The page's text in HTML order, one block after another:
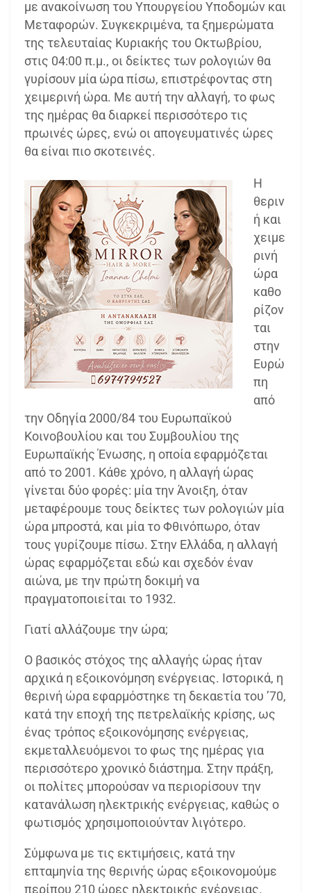
με ανακοίνωση του Υπουργείου Υποδομών και
Μεταφορών. Συγκεκριμένα, τα ξημερώματα
της τελευταίας Κυριακής του Οκτωβρίου,
στις 04:00 π.μ., οι δείκτες των ρολογιών θα
γυρίσουν μία ώρα πίσω, επιστρέφοντας στη
χειμερινή ώρα. Με αυτή την αλλαγή, το φως
της ημέρας θα διαρκεί περισσότερο τις
πρωινές ώρες, ενώ οι απογευματινές ώρες
θα είναι πιο σκοτεινές.
Η
θεριν
ή και
χειμε
ρινή
ώρα
καθο
ρίζον
ται
στην
Ευρώ
πη
από
την Οδηγία 2000/84 του Ευρωπαϊκού
Κοινοβουλίου και του Συμβουλίου της
Ευρωπαϊκής Ένωσης, η οποία εφαρμόζεται
από το 2001. Κάθε χρόνο, η αλλαγή ώρας
γίνεται δύο φορές: μία την Άνοιξη, όταν
μεταφέρουμε τους δείκτες των ρολογιών μία
ώρα μπροστά, και μία το Φθινόπωρο, όταν
τους γυρίζουμε πίσω. Στην Ελλάδα, η αλλαγή
ώρας εφαρμόζεται εδώ και σχεδόν έναν
αιώνα, με την πρώτη δοκιμή να
πραγματοποιείται το 1932.
Γιατί αλλάζουμε την ώρα;
Ο βασικός στόχος της αλλαγής ώρας ήταν
αρχικά η εξοικονόμηση ενέργειας. Ιστορικά, η
θερινή ώρα εφαρμόστηκε τη δεκαετία του ’70,
κατά την εποχή της πετρελαϊκής κρίσης, ως
ένας τρόπος εξοικονόμησης ενέργειας,
εκμεταλλευόμενοι το φως της ημέρας για
περισσότερο χρονικό διάστημα. Στην πράξη,
οι πολίτες μπορούσαν να περιορίσουν την
κατανάλωση ηλεκτρικής ενέργειας, καθώς ο
φωτισμός χρησιμοποιούνταν λιγότερο.
Σύμφωνα με τις εκτιμήσεις, κατά την
επταμηνία της θερινής ώρας εξοικονομούμε
περίπου 210 ώρες ηλεκτρικής ενέργειας.